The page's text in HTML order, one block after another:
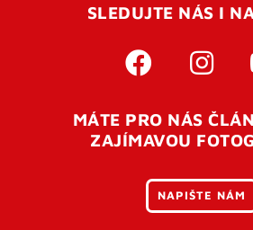
SLEDUJTE NÁS I
MÁTE PRO NÁS
ZAJÍMAVOU
NAPIŠTE NÁM